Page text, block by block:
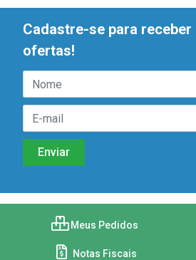
Cadastre-se para receber
ofertas!
Meus Pedidos
Notas Fiscais